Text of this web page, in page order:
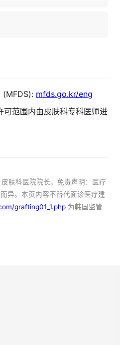
(MFDS): mfds.go.kr/eng
可范围内由皮肤科专科医师进
皮肤科医院院长。免责声明：医疗
异。本页内容不替代面诊医疗建
grafting01_1.php 为韩国监管